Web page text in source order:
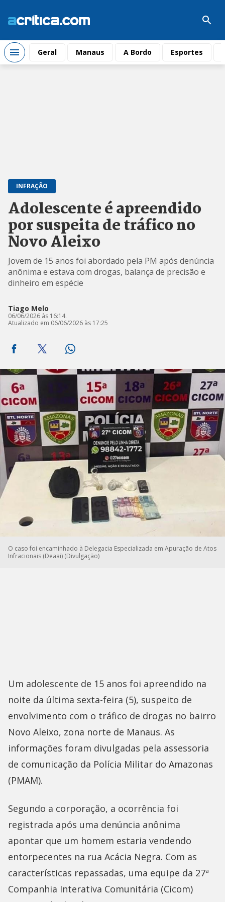
Geral Manaus A Bordo Esportes
INFRAÇÃO
Adolescente é apreendido
por suspeita de tráfico no
Novo Aleixo
Jovem de 15 anos foi abordado pela PM após denúncia
anônima e estava com drogas, balança de precisão e
dinheiro em espécie
Tiago Melo
06/06/2026 às 16:14.
Atualizado em 06/06/2026 às 17:25
O caso foi encaminhado à Delegacia Especializada em Apuração de Atos
Infracionais (Deaai) (Divulgação)
Um adolescente de 15 anos foi apreendido na
noite da última sexta-feira (5), suspeito de
envolvimento com o tráfico de drogas no bairro
Novo Aleixo, zona norte de Manaus. As
informações foram divulgadas pela assessoria
de comunicação da Polícia Militar do Amazonas
(PMAM).
Segundo a corporação, a ocorrência foi
registrada após uma denúncia anônima
apontar que um homem estaria vendendo
entorpecentes na rua Acácia Negra. Com as
características repassadas, uma equipe da 27ª
Companhia Interativa Comunitária (Cicom)